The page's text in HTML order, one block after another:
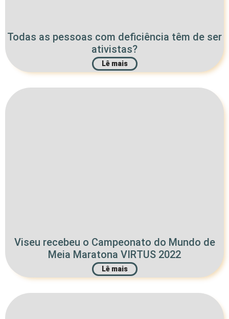
Todas as pessoas com deficiência têm de ser
ativistas?
Lê mais
Viseu recebeu o Campeonato do Mundo de
Meia Maratona VIRTUS 2022
Lê mais